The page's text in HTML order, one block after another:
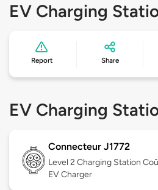
EV Charging
Report Share
EV Charging
Connecteur J1772
Level 2 Charging Station
EV Charger